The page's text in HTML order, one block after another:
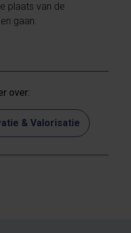
plaats van de
gaan.
over:
& Valorisatie